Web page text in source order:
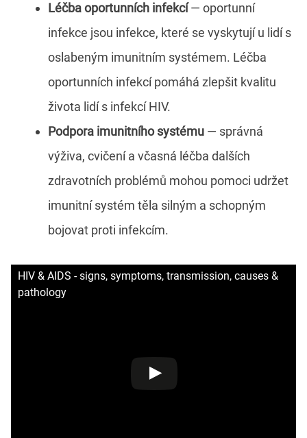
Léčba oportunních infekcí— oportunní
infekce jsou infekce, které se vyskytují u lidí s
oslabeným imunitním systémem. Léčba
oportunních infekcí pomáhá zlepšit kvalitu
života lidí s infekcí HIV.
Podpora imunitního systému — správná
výživa, cvičení a včasná léčba dalších
zdravotních problémů mohou pomoci udržet
imunitní systém těla silným a schopným
bojovat proti infekcím.
HIV & AIDS - signs, symptoms, transmission, causes &
pathology